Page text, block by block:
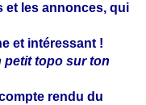
et les annonces, qui
et intéressant !
petit topo sur ton
rendu du